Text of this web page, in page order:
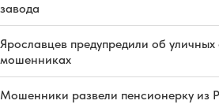
завода
Ярославцев предупредили об
мошенниках
Мошенники развели пенсионерку из